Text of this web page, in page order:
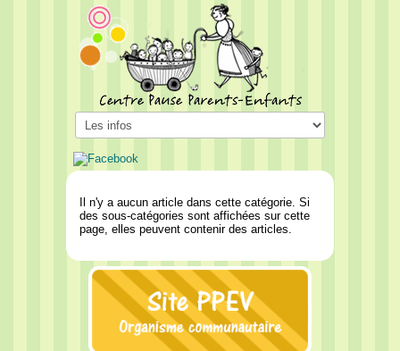
Il n'y a aucun article dans cette catégorie. Si
des sous-catégories sont affichées sur cette
page, elles peuvent contenir des articles.